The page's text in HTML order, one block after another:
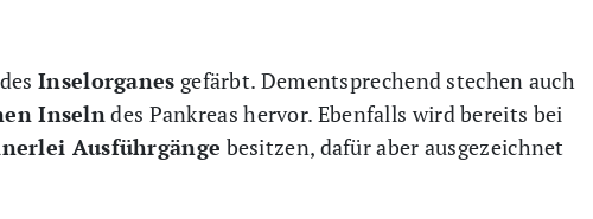
Inselorganes gefärbt. Dementsprechend stechen auch
Inseln des Pankreas hervor. Ebenfalls wird bereits bei
Ausführgänge besitzen, dafür aber ausgezeichnet